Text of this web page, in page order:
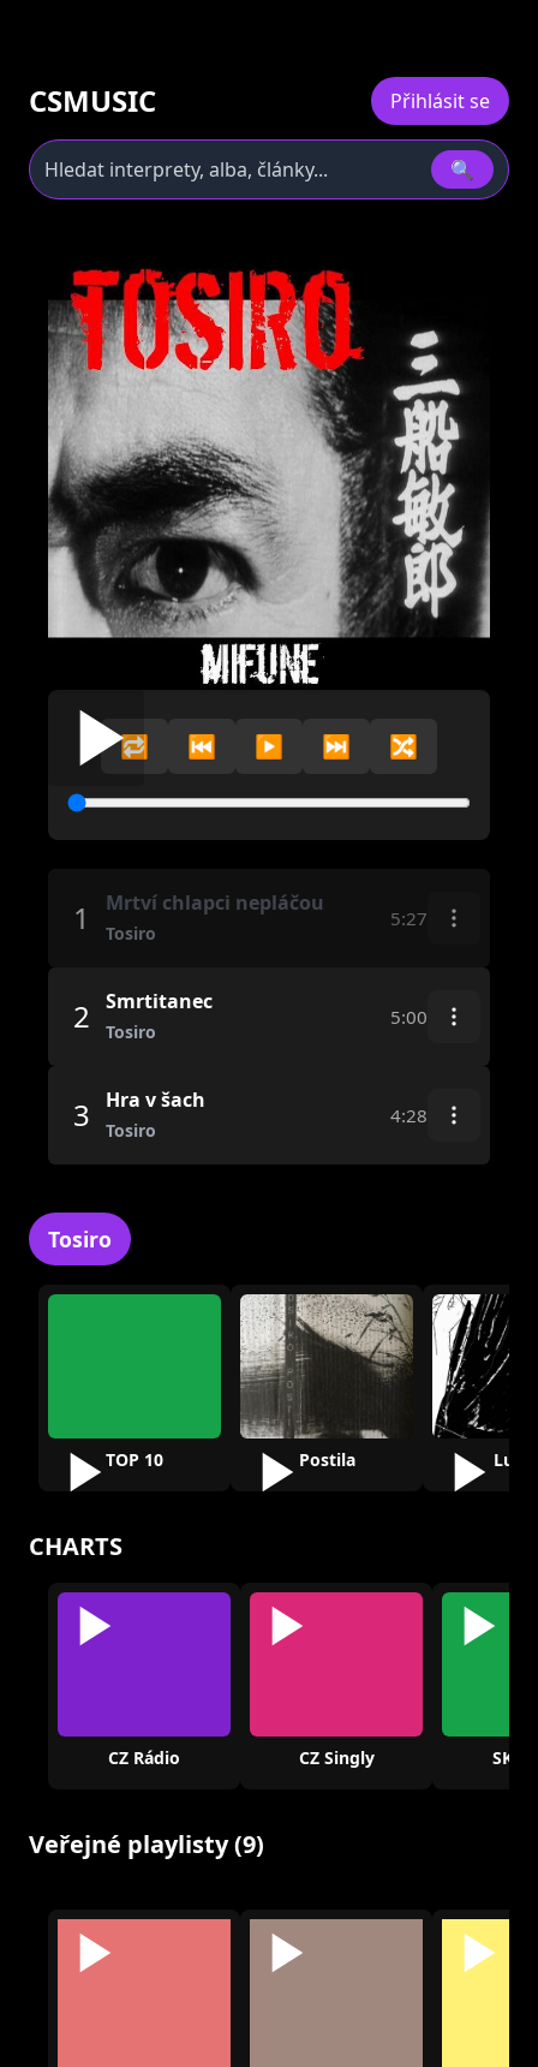
CSMUSIC Přihlásit se
🔍
🔁 ⏮️ ▶️ ⏭️ 🔀
1 Mrtví chlapci nepláčou
Tosiro
5:27
2 Smrtitanec
Tosiro
5:00
3 Hra v šach
Tosiro
4:28
Tosiro
TOP 10 Postila
CHARTS
CZ Rádio CZ Singly SK
Veřejné playlisty (9)